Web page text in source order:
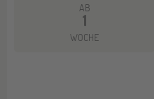
AB
1
WOCHE